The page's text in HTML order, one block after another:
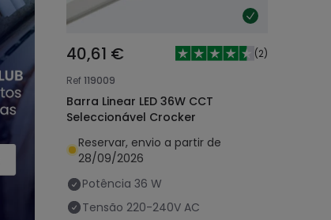
40,61 € (2)
Ref119009
Barra Linear LED 36W CCT
Seleccionável Crocker
Reservar, envio a partir de
28/09/2026
Potência 36 W
Tensão 220-240V AC